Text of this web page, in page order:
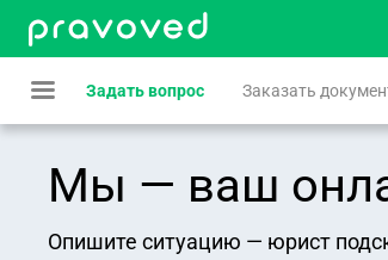
Задать вопрос Заказать
Мы — ваш
Опишите ситуацию — юрист